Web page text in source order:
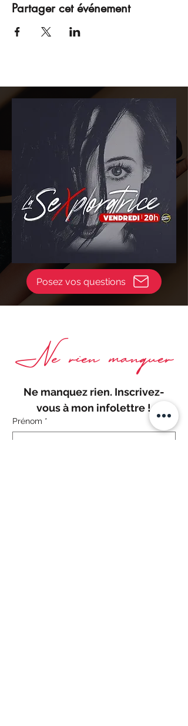
Partager cet événement
Posez vos questions
Ne rien manquer
Ne manquez rien. Inscrivez-
vous à mon infolettre !
Prénom *